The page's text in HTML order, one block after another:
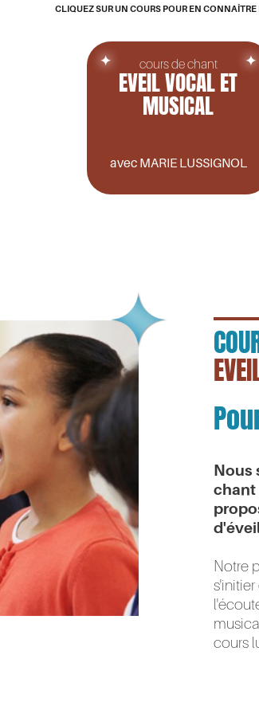
CLIQUEZ SUR UN COURS POUR EN
cours de chant
EVEIL VOCAL ET
MUSICAL
avec MARIE LUSSIGNOL
Nous
chant
Notre
cours